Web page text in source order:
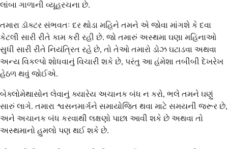
લાંબા ગાળાની વ્યૂહરચના છે.
તમારા ડૉક્ટર સંભવતઃ દર થોડા મહિને તમને એ જોવા માંગશે કે દવા
કેટલી સારી રીતે કામ કરી રહી છે. જો તમારું અસ્થમા ઘણા મહિનાઓ
સુધી સારી રીતે નિયંત્રિત રહે છે, તો તેઓ તમારો ડોઝ ઘટાડવા અથવા
અન્ય વિકલ્પો શોધવાનું વિચારી શકે છે, પરંતુ આ હંમેશા તબીબી દેખરેખ
હેઠળ થવું જોઈએ.
બેક્લોમેથાસોન લેવાનું ક્યારેય અચાનક બંધ ન કરો, ભલે તમને ઘણું
સારું લાગે. તમારા શ્વસનમાર્ગને સમાયોજિત થવા માટે સમયની જરૂર છે,
અને અચાનક બંધ કરવાથી લક્ષણો પાછા આવી શકે છે અથવા તો
અસ્થમાનો હુમલો પણ થઈ શકે છે.